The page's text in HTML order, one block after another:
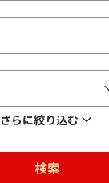
さらに絞り込む
検索